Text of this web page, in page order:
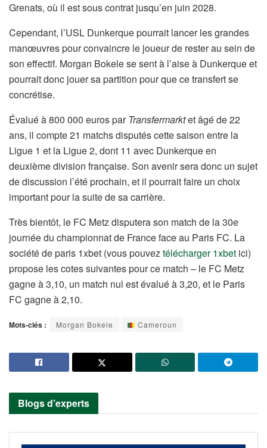
Grenats, où il est sous contrat jusqu’en juin 2028.
Cependant, l’USL Dunkerque pourrait lancer les grandes
manœuvres pour convaincre le joueur de rester au sein de
son effectif. Morgan Bokele se sent à l’aise à Dunkerque et
pourrait donc jouer sa partition pour que ce transfert se
concrétise.
Évalué à 800 000 euros par Transfermarktet âgé de 22
ans, il compte 21 matchs disputés cette saison entre la
Ligue 1 et la Ligue 2, dont 11 avec Dunkerque en
deuxième division française. Son avenir sera donc un sujet
de discussion l’été prochain, et il pourrait faire un choix
important pour la suite de sa carrière.
Très bientôt, le FC Metz disputera son match de la 30e
journée du championnat de France face au Paris FC. La
société de paris 1xbet (vous pouveztélécharger 1xbet ici)
propose les cotes suivantes pour ce match – le FC Metz
gagne à 3,10, un match nul est évalué à 3,20, et le Paris
FC gagne à 2,10.
Mots-clés : Morgan Bokele Cameroun
Blogs d’experts